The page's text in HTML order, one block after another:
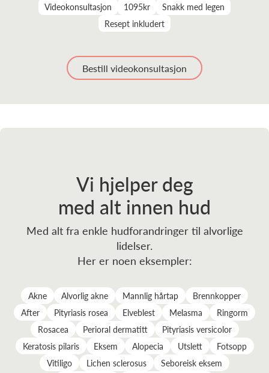
Videokonsultasjon 1095kr
Snakk med legen
Resept inkludert
Bestill videokonsultasjon
Vi hjelper deg
med alt innen hud
Med alt fra enkle hudforandringer til alvorlige
lidelser.
Her er noen eksempler:
Akne Alvorlig akne Mannlig hårtap
Brennkopper
After
Pityriasis rosea Elveblest Melasma
Ringorm
Rosacea
Perioral dermatitt
Pityriasis versicolor
Keratosis pilaris
Eksem Alopecia Utslett
Fotsopp
Vitiligo
Lichen sclerosus
Seboreisk eksem